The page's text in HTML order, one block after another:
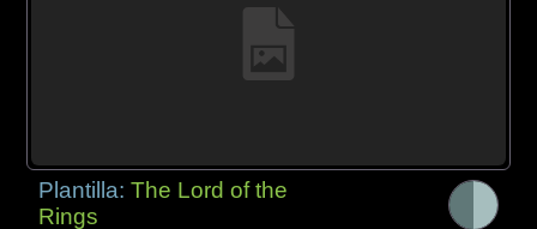
Plantilla:The Lord of the
Rings